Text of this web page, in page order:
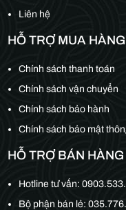
Liên hệ
HỖ TRỢ MUA HÀNG
Chính sách thanh toán
Chính sách vận chuyển
Chính sách bảo hành
Chính sách bảo mật
HỖ TRỢ BÁN HÀNG
Hotline tư vấn:
Bộ phận bán lẻ: